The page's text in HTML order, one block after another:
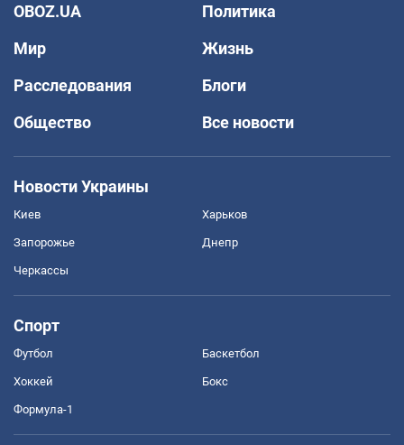
OBOZ.UA
Политика
Мир
Жизнь
Расследования
Блоги
Общество
Все новости
Новости Украины
Киев Харьков
Запорожье Днепр
Черкассы
Спорт
Футбол Баскетбол
Хоккей Бокс
Формула-1